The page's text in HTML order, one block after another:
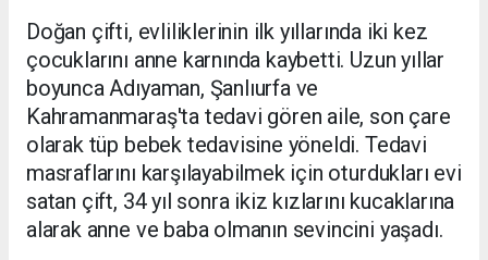
Doğan çifti, evliliklerinin ilk yıllarında iki kez
çocuklarını anne karnında kaybetti. Uzun yıllar
boyunca Adıyaman, Şanlıurfa ve
Kahramanmaraş'ta tedavi gören aile, son çare
olarak tüp bebek tedavisine yöneldi. Tedavi
masraflarını karşılayabilmek için oturdukları evi
satan çift, 34 yıl sonra ikiz kızlarını kucaklarına
alarak anne ve baba olmanın sevincini yaşadı.